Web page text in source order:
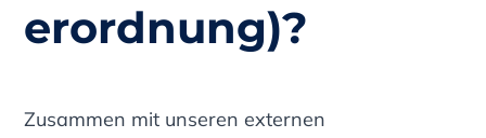
erordnung)?
Zusammen mit unseren externen